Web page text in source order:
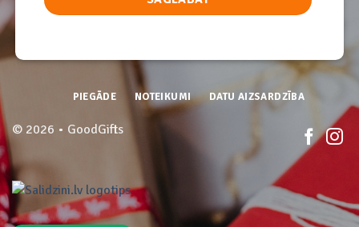
© 2026 • GoodGifts
PIEGĀDE NOTEIKUMI DATU AIZSARDZĪBA